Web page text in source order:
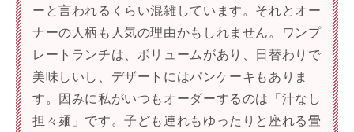
ーと言われるくらい混雑しています。それとオー
ナーの人柄も人気の理由かもしれません。ワンプ
レートランチは、ボリュームがあり、日替わりで
美味しいし、デザートにはパンケーキもありま
す。因みに私がいつもオーダーするのは「汁なし
担々麺」です。子ども連れもゆったりと座れる畳